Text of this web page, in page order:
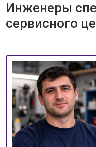
Инженеры
сервисного